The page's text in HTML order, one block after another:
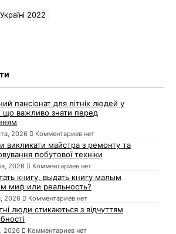
2022
пансіонат для літніх людей у
що важливо знати перед
2026 Комментариев нет
викликати майстра з ремонту та
побутової техніки
2026 Комментариев нет
книгу, выдать книгу малым
миф или реальность?
2026 Комментариев нет
люди стикаються з відчуттям
2026 Комментариев нет